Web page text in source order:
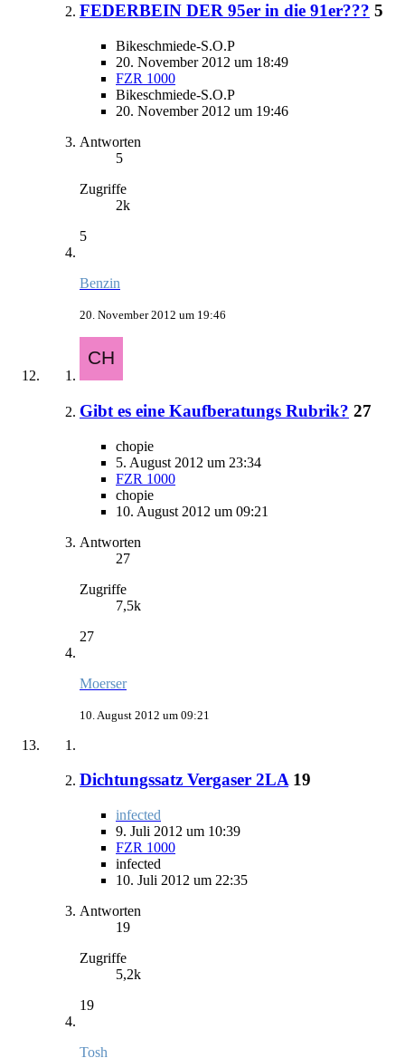
FEDERBEIN DER 95er in die 91er??? 5
Bikeschmiede-S.O.P
20. November 2012 um 18:49
FZR 1000
Bikeschmiede-S.O.P
20. November 2012 um 19:46
Antworten
5
Zugriffe
2k
5
Benzin
20. November 2012 um 19:46
Gibt es eine Kaufberatungs Rubrik? 27
chopie
5. August 2012 um 23:34
FZR 1000
chopie
10. August 2012 um 09:21
Antworten
27
Zugriffe
7,5k
27
Moerser
10. August 2012 um 09:21
Dichtungssatz Vergaser 2LA 19
infected
9. Juli 2012 um 10:39
FZR 1000
infected
10. Juli 2012 um 22:35
Antworten
19
Zugriffe
5,2k
19
Tosh